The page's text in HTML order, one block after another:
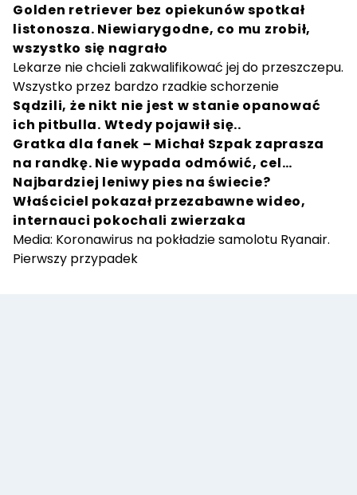
Golden retriever bez opiekunów spotkał
listonosza. Niewiarygodne, co mu zrobił,
wszystko się nagrało
Lekarze nie chcieli zakwalifikować jej do przeszczepu.
Wszystko przez bardzo rzadkie schorzenie
Sądzili, że nikt nie jest w stanie opanować
ich pitbulla. Wtedy pojawił się..
Gratka dla fanek – Michał Szpak zaprasza
na randkę. Nie wypada odmówić, cel…
Najbardziej leniwy pies na świecie?
Właściciel pokazał przezabawne wideo,
internauci pokochali zwierzaka
Media: Koronawirus na pokładzie samolotu Ryanair.
Pierwszy przypadek